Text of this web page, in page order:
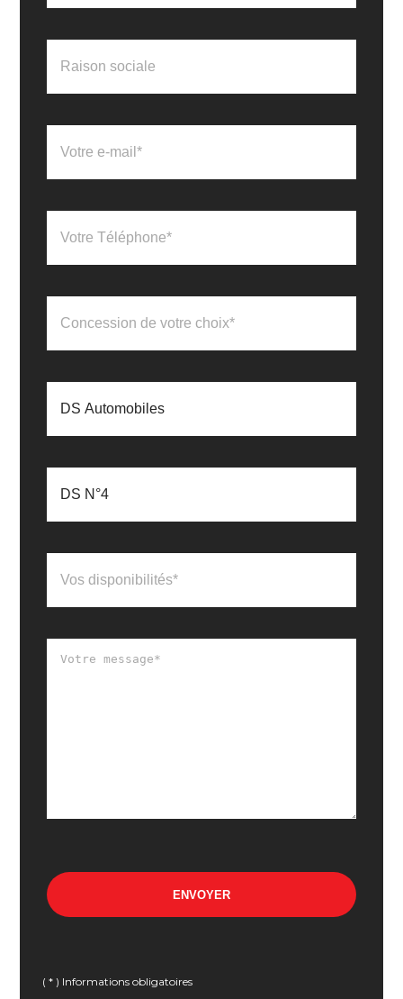
( * ) Informations obligatoires